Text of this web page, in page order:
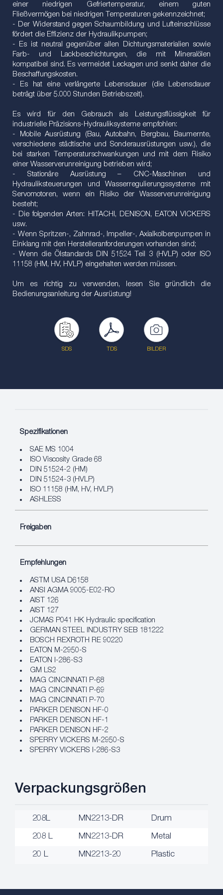
einer niedrigen Gefriertemperatur, einem guten
Fließvermögen bei niedrigen Temperaturen gekennzeichnet;
- Der Widerstand gegen Schaumbildung und Lufteinschlüsse
fördert die Effizienz der Hydraulikpumpen;
- Es ist neutral gegenüber allen Dichtungsmaterialien sowie
Farb- und Lackbeschichtungen, die mit Mineralölen
kompatibel sind. Es vermeidet Leckagen und senkt daher die
Beschaffungskosten.
- Es hat eine verlängerte Lebensdauer (die Lebensdauer
beträgt über 5.000 Stunden Betriebszeit).
Es wird für den Gebrauch als Leistungsflüssigkeit für
industrielle Präzisions-Hydrauliksysteme empfohlen:
- Mobile Ausrüstung (Bau, Autobahn, Bergbau, Baumernte,
verschiedene städtische und Sonderausrüstungen usw.), die
bei starken Temperaturschwankungen und mit dem Risiko
einer Wasserverunreinigung betrieben wird;
- Stationäre Ausrüstung – CNC-Maschinen und
Hydrauliksteuerungen und Wasserregulierungssysteme mit
Servomotoren, wenn ein Risiko der Wasserverunreinigung
besteht;
- Die folgenden Arten: HITACHI, DENISON, EATON VICKERS
usw.
- Wenn Spritzen-, Zahnrad-, Impeller-, Axialkolbenpumpen in
Einklang mit den Herstelleranforderungen vorhanden sind;
- Wenn die Ölstandards DIN 51524 Teil 3 (HVLP) oder ISO
11158 (HM, HV, HVLP) eingehalten werden müssen.
Um es richtig zu verwenden, lesen Sie gründlich die
Bedienungsanleitung der Ausrüstung!
SDS TDS BILDER
Spezifikationen
SAE MS 1004
ISO Viscosity Grade 68
DIN 51524-2 (HM)
DIN 51524-3 (HVLP)
ISO 11158 (HM, HV, HVLP)
ASHLESS
Freigaben
Empfehlungen
ASTM USA D6158
ANSI AGMA 9005-E02-RO
AIST 126
AIST 127
JCMAS P041 HK Hydraulic specification
GERMAN STEEL INDUSTRY SEB 181222
BOSCH REXROTH RE 90220
EATON M-2950-S
EATON I-286-S3
GM LS2
MAG CINCINNATI P-68
MAG CINCINNATI P-69
MAG CINCINNATI P-70
PARKER DENISON HF-0
PARKER DENISON HF-1
PARKER DENISON HF-2
SPERRY VICKERS M-2950-S
SPERRY VICKERS I-286-S3
Verpackungsgrößen
208L MN2213-DR Drum
208 L MN2213-DR Metal
20 L MN2213-20 Plastic